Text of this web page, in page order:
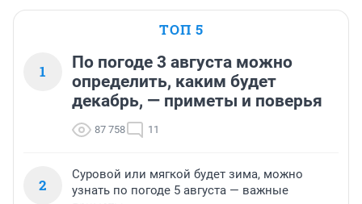
ТОП 5
1
По погоде 3 августа можно
определить, каким будет
декабрь, — приметы и поверья
87 758 11
2
Суровой или мягкой будет зима, можно
узнать по погоде 5 августа — важные